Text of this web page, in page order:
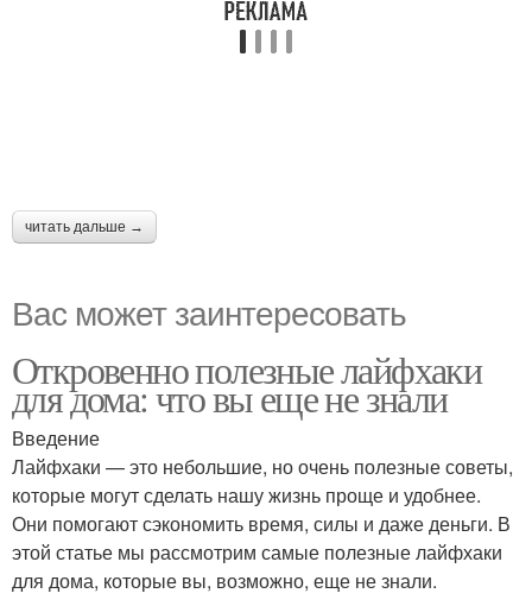
читать дальше →
Вас может заинтересовать
Откровенно полезные лайфхаки
для дома: что вы еще не знали
Введение
Лайфхаки — это небольшие, но очень полезные советы,
которые могут сделать нашу жизнь проще и удобнее.
Они помогают сэкономить время, силы и даже деньги. В
этой статье мы рассмотрим самые полезные лайфхаки
для дома, которые вы, возможно, еще не знали.